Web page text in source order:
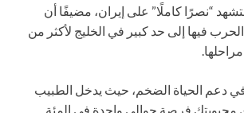
“نصرًا كاملًا” على إيران، مضيفًا أن
فيها إلى حد كبير في الخليج لأكثر من
دعم الحياة الضخم، حيث يدخل الطبيب
محبوبتك فرصة حوالي واحدة في المئة